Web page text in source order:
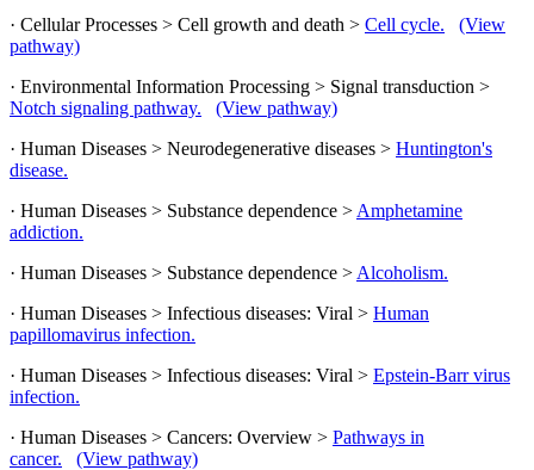
· Cellular Processes > Cell growth and death > Cell cycle.
(View
pathway)
· Environmental Information Processing > Signal transduction >
Notch signaling pathway.
(View pathway)
· Human Diseases > Neurodegenerative diseases > Huntington's
disease.
· Human Diseases > Substance dependence > Amphetamine
addiction.
· Human Diseases > Substance dependence > Alcoholism.
· Human Diseases > Infectious diseases: Viral > Human
papillomavirus infection.
· Human Diseases > Infectious diseases: Viral > Epstein-Barr virus
infection.
· Human Diseases > Cancers: Overview > Pathways in
cancer.
(View pathway)